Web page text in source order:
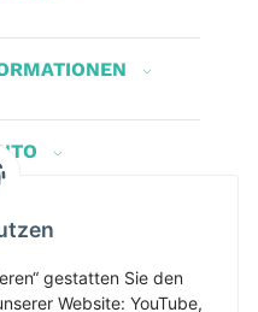
Inn 5
gestatten Sie den
Website: YouTube,